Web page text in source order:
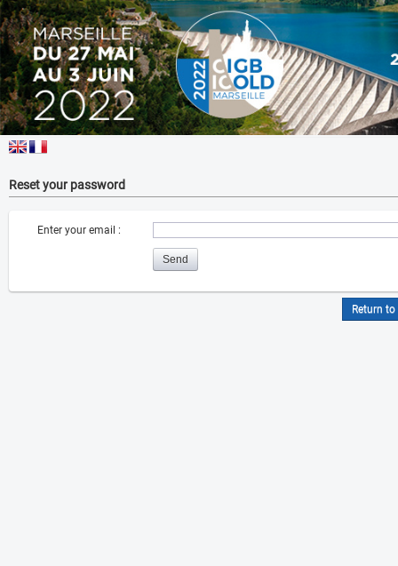
Reset your password
Enter your email :
Return